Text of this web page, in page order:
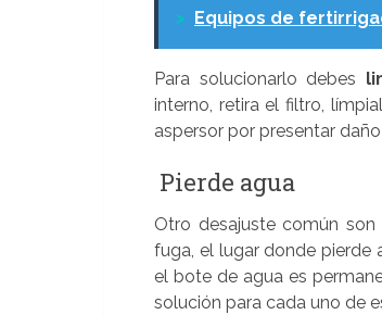
> Equipos de
Para solucionarlo debes
interno, retira el filtro,
aspersor por presentar
Pierde agua
Otro desajuste común
fuga, el lugar donde pierde
el bote de agua es
solución para cada uno de